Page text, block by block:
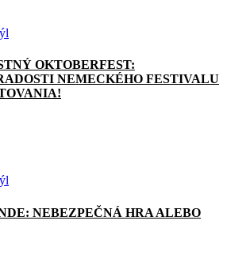
OKTOBERFEST:
NEMECKÉHO FESTIVALU
NEBEZPEČNÁ HRA ALEBO